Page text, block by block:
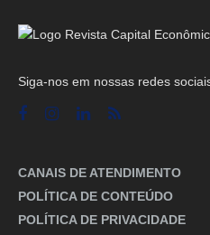
Siga-nos em nossas redes
CANAIS DE ATENDIMENTO
POLÍTICA DE CONTEÚDO
POLÍTICA DE PRIVACIDADE